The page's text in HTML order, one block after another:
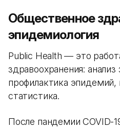
Общественное
эпидемиология
Public Health — это
здравоохранения: анализ
профилактика
статистика.
После пандемии COVID-